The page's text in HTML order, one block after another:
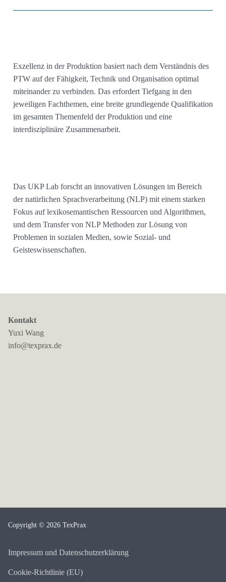
Exzellenz in der Produktion basiert nach dem Verständnis des
PTW auf der Fähigkeit, Technik und Organisation optimal
miteinander zu verbinden. Das erfordert Tiefgang in den
jeweiligen Fachthemen, eine breite grundlegende Qualifikation
im gesamten Themenfeld der Produktion und eine
interdisziplinäre Zusammenarbeit.
Das UKP Lab forscht an innovativen Lösungen im Bereich
der natürlichen Sprachverarbeitung (NLP) mit einem starken
Fokus auf lexikosemantischen Ressourcen und Algorithmen,
und dem Transfer von NLP Methoden zur Lösung von
Problemen in sozialen Medien, sowie Sozial- und
Geisteswissenschaften.
Kontakt
Yuxi Wang
info@texprax.de
Copyright © 2026 TexPrax
Impressum und Datenschutzerklärung
Cookie-Richtlinie (EU)